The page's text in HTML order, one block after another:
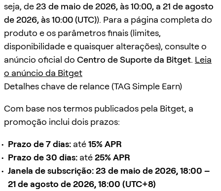
seja, de23 de maio de 2026, às 10:00, a 21 de agosto
de 2026, às 10:00 (UTC)). Para a página completa do
produto e os parâmetros finais (limites,
disponibilidade e quaisquer alterações), consulte o
anúncio oficial do Centro de Suporte da Bitget. Leia
o anúncio da Bitget
Detalhes chave de relance (TAG Simple Earn)
Com base nos termos publicados pela Bitget, a
promoção inclui dois prazos:
Prazo de 7 dias: até15% APR
Prazo de 30 dias: até25% APR
Janela de subscrição:23 de maio de 2026, 18:00 –
21 de agosto de 2026, 18:00 (UTC+8)